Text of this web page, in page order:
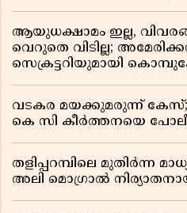
ആയുധക്ഷാമം ഇല്ല,
വെറുതെ വിടില്ല;
സെക്രട്ടറിയുമായി
വടകര മയക്കുമരുന്ന്
കെ സി കീർത്തനയെ
തളിപ്പറമ്പിലെ മുതിർന്ന
അലി മൊഗ്രാൽ